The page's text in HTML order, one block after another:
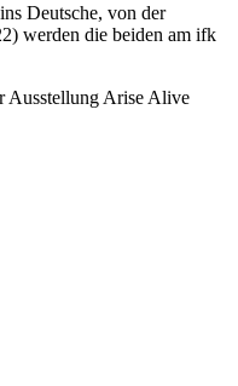
Deutsche, von der
werden die beiden am ifk
Ausstellung Arise Alive